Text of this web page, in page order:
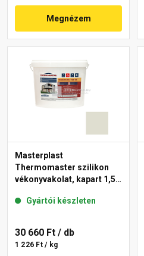
Megnézem
Masterplast
Thermomaster szilikon
vékonyvakolat, kapart 1,5
Gyártói készleten
30 660 Ft / db
1 226 Ft / kg